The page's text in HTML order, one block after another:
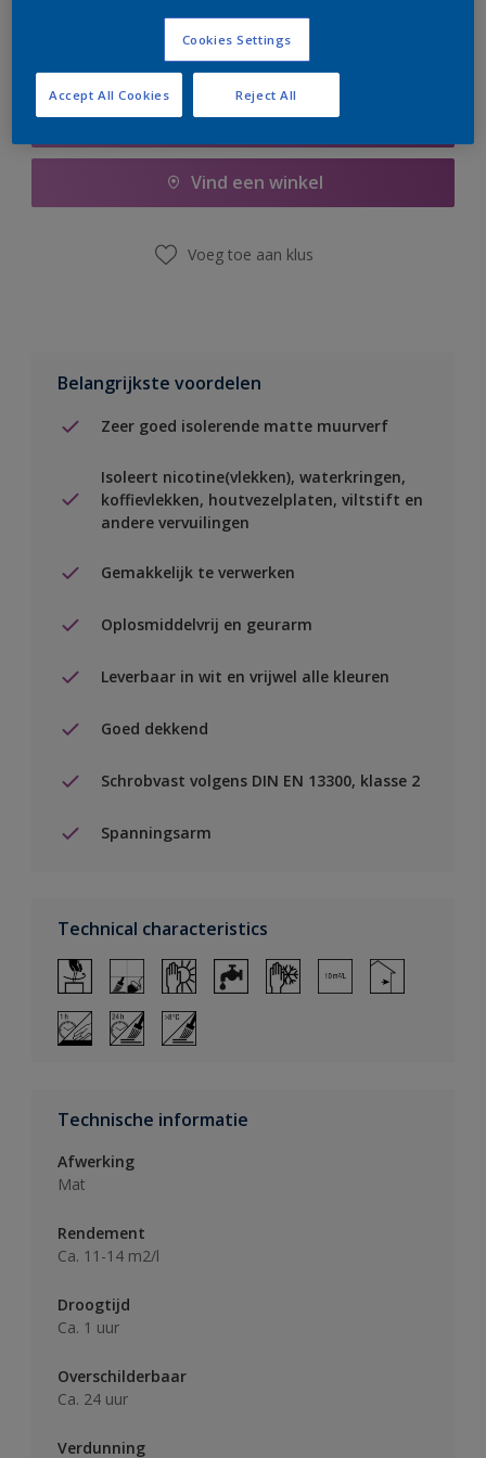
Boodschappenlijst
Vind een winkel
Voeg toe aan klus
Belangrijkste voordelen
Zeer goed isolerende matte muurverf
Isoleert nicotine(vlekken), waterkringen,
koffievlekken, houtvezelplaten, viltstift en
andere vervuilingen
Gemakkelijk te verwerken
Oplosmiddelvrij en geurarm
Leverbaar in wit en vrijwel alle kleuren
Goed dekkend
Schrobvast volgens DIN EN 13300, klasse 2
Spanningsarm
Technical characteristics
Technische informatie
Afwerking
Mat
Rendement
Ca. 11-14 m2/l
Droogtijd
Ca. 1 uur
Overschilderbaar
Ca. 24 uur
Verdunning
Cookies Settings
Reject All
Accept All Cookies